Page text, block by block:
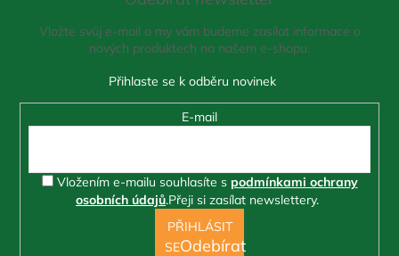
Vložte svůj e-mail a my vám budeme zasílat informace o
nových produktech na našem e-shopu.
E-mail
Vložením e-mailu souhlasíte s podmínkami ochrany
osobních údajů.Přeji si zasílat newslettery.
PŘIHLÁSIT
SE